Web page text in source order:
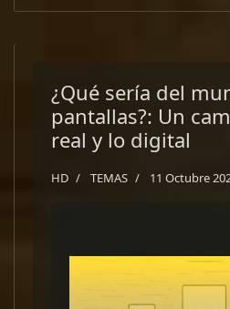
¿Qué sería del
pantallas?: Un
real y lo digital
HD TEMAS 11 Octubre